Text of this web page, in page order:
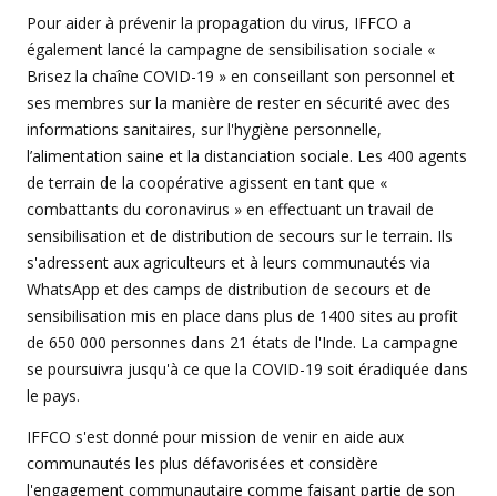
Pour aider à prévenir la propagation du virus, IFFCO a
également lancé la campagne de sensibilisation sociale «
Brisez la chaîne COVID-19 » en conseillant son personnel et
ses membres sur la manière de rester en sécurité avec des
informations sanitaires, sur l'hygiène personnelle,
l’alimentation saine et la distanciation sociale. Les 400 agents
de terrain de la coopérative agissent en tant que «
combattants du coronavirus » en effectuant un travail de
sensibilisation et de distribution de secours sur le terrain. Ils
s'adressent aux agriculteurs et à leurs communautés via
WhatsApp et des camps de distribution de secours et de
sensibilisation mis en place dans plus de 1400 sites au profit
de 650 000 personnes dans 21 états de l'Inde. La campagne
se poursuivra jusqu'à ce que la COVID-19 soit éradiquée dans
le pays.
IFFCO s'est donné pour mission de venir en aide aux
communautés les plus défavorisées et considère
l'engagement communautaire comme faisant partie de son